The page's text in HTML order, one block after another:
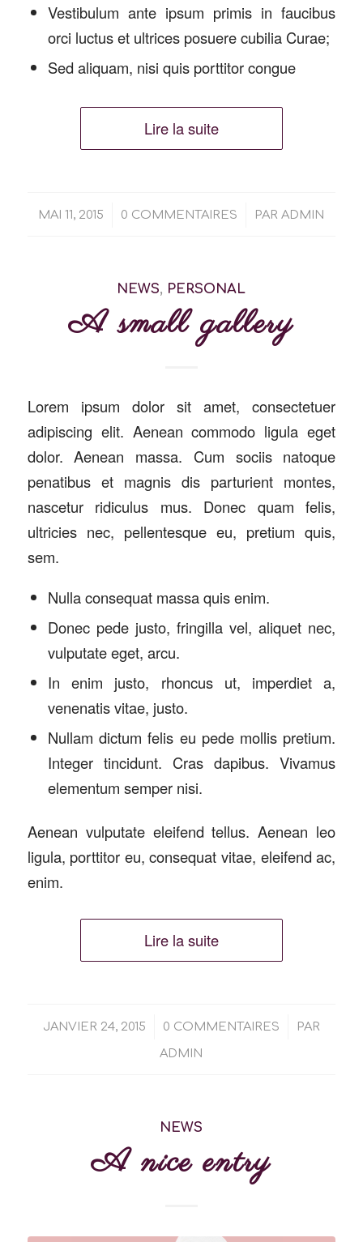
Vestibulum ante ipsum primis in faucibus
orci luctus et ultrices posuere cubilia Curae;
Sed aliquam, nisi quis porttitor congue
Lire la suite
MAI 11, 2015
/ 0 COMMENTAIRES
/ PARADMIN
NEWS, PERSONAL
A small gallery
Lorem ipsum dolor sit amet, consectetuer
adipiscing elit. Aenean commodo ligula eget
dolor. Aenean massa. Cum sociis natoque
penatibus et magnis dis parturient montes,
nascetur ridiculus mus. Donec quam felis,
ultricies nec, pellentesque eu, pretium quis,
sem.
Nulla consequat massa quis enim.
Donec pede justo, fringilla vel, aliquet nec,
vulputate eget, arcu.
In enim justo, rhoncus ut, imperdiet a,
venenatis vitae, justo.
Nullam dictum felis eu pede mollis pretium.
Integer tincidunt. Cras dapibus. Vivamus
elementum semper nisi.
Aenean vulputate eleifend tellus. Aenean leo
ligula, porttitor eu, consequat vitae, eleifend ac,
enim.
Lire la suite
JANVIER 24, 2015
/ 0 COMMENTAIRES
/ PAR
ADMIN
NEWS
A nice entry